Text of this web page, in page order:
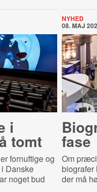
i
tomt
fornuftige og
Danske
noget bud
NYHED
08. MAJ
fase
Om
der må